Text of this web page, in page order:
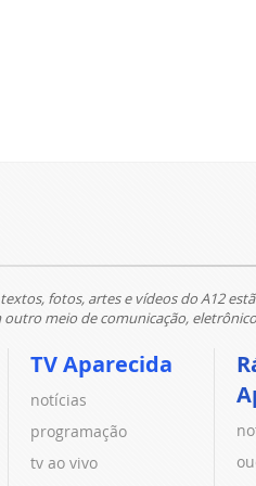
fotos, artes e vídeos do A12
meio de comunicação,
TV Aparecida
notícias
programação
tv ao vivo